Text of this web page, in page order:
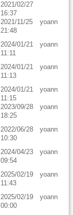
2021/02/27
16:37
2021/11/25
21:48
yoann
2024/01/21
11:11
yoann
2024/01/21
11:13
yoann
2024/01/21
11:15
yoann
2023/09/28
18:25
yoann
2022/06/28
10:30
yoann
2024/04/23
09:54
yoann
2025/02/19
11:43
yoann
2025/02/19
00:00
yoann